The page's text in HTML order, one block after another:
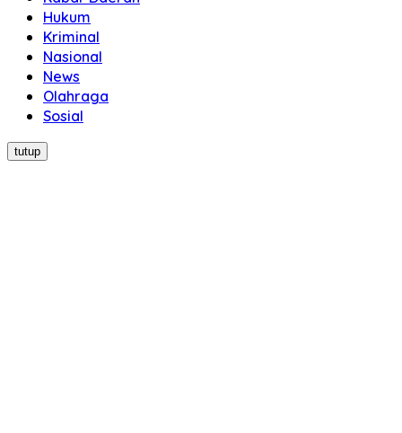
Hukum
Kriminal
Nasional
News
Olahraga
Sosial
tutup